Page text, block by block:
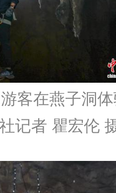
客在燕子洞
记者 瞿宏伦